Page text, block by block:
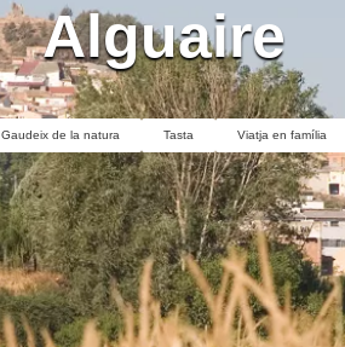
Alguaire
Gaudeix de la natura Tasta Viatja en família